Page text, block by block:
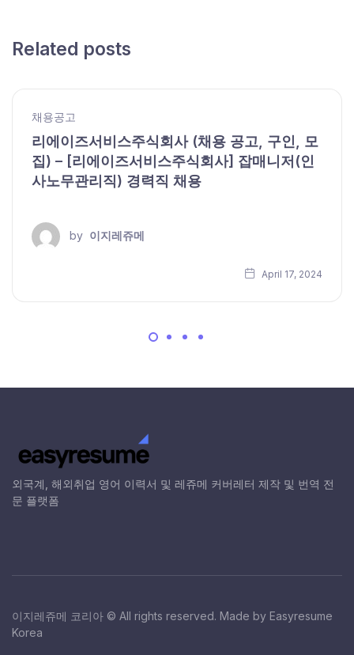
Related posts
채용공고
리에이즈서비스주식회사 (채용 공고, 구인, 모
집) – [리에이즈서비스주식회사] 잡매니저(인
사노무관리직) 경력직 채용
by 이지레쥬메
April 17, 2024
외국계, 해외취업 영어 이력서 및 레쥬메 커버레터 제작 및 번역 전
문 플랫폼
이지레쥬메 코리아 © All rights reserved. Made by Easyresume
Korea